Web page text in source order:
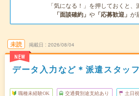
「気になる！」を押しておくと、
「面談確約」 や 「応募歓迎」 が
未読
NEW
掲載日 2026/08/04
データ入力など＊派遣スタッ
職種未経験OK 交通費別途支給あり 土日